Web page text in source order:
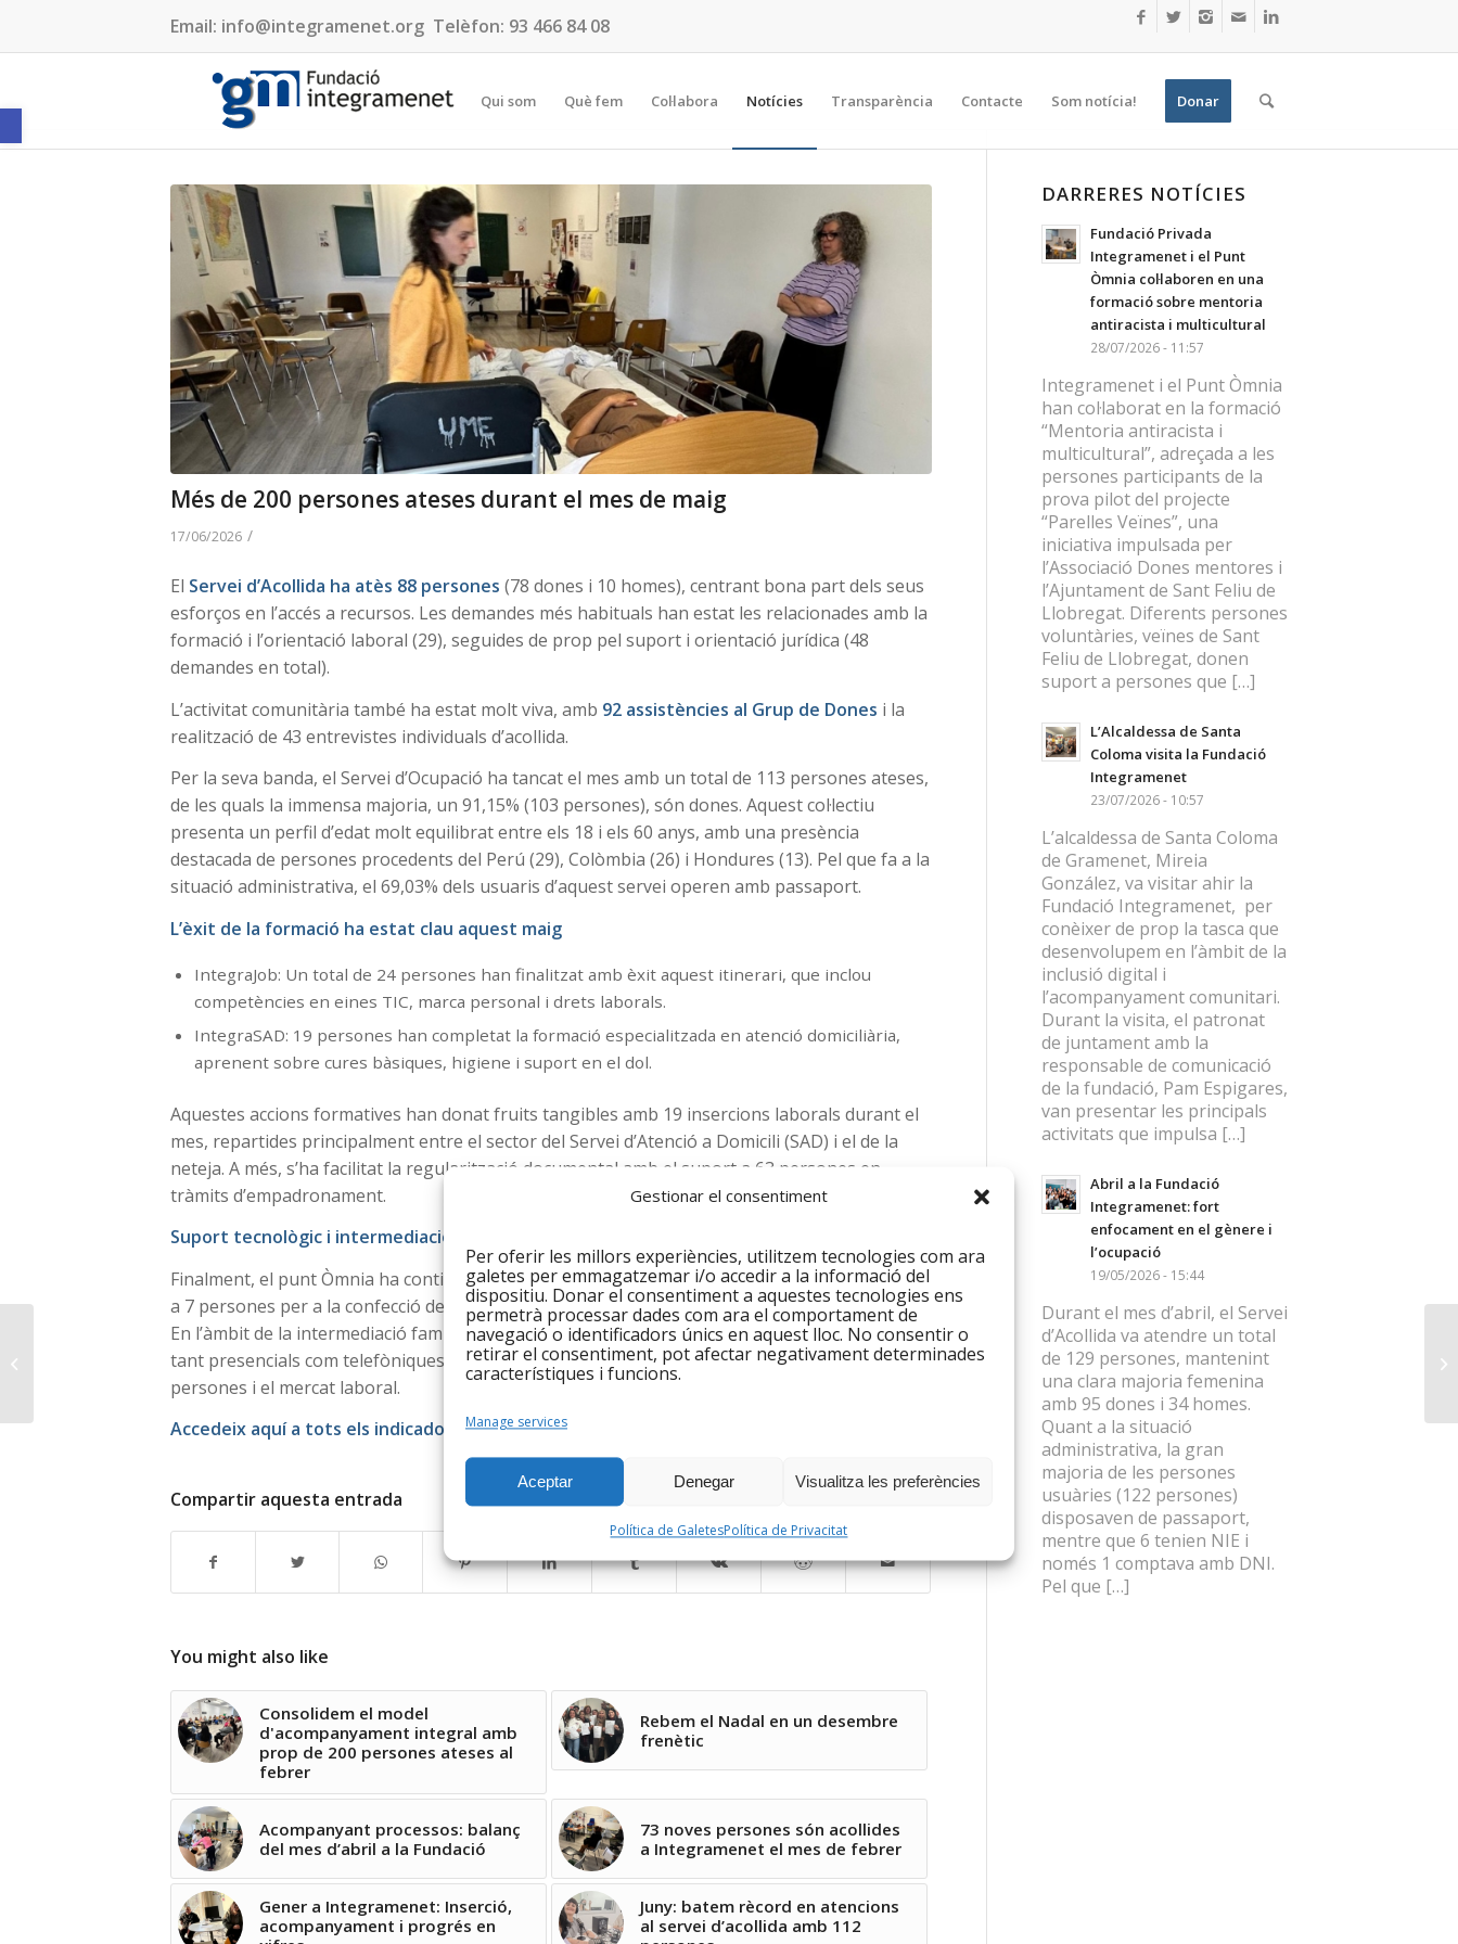
Obre la barra d'eines
Gestionar el consentiment
Per oferir les millors experiències, utilitzem tecnologies com ara
galetes per emmagatzemar i/o accedir a la informació del
dispositiu. Donar el consentiment a aquestes tecnologies ens
permetrà processar dades com ara el comportament de
navegació o identificadors únics en aquest lloc. No consentir o
retirar el consentiment, pot afectar negativament determinades
característiques i funcions.
Manage services
Aceptar Denegar Visualitza les preferències
Política de GaletesPolítica de Privacitat
Email: info@integramenet.org Telèfon: 93 466 84 08
Qui som Què fem Col·labora Notícies Transparència Contacte Som notícia! Donar
Més de 200 persones ateses durant el mes de maig
17/06/2026 /
El Servei d’Acollida ha atès 88 persones (78 dones i 10 homes), centrant bona part dels seus
esforços en l’accés a recursos. Les demandes més habituals han estat les relacionades amb la
formació i l’orientació laboral (29), seguides de prop pel suport i orientació jurídica (48
demandes en total).
L’activitat comunitària també ha estat molt viva, amb 92 assistències al Grup de Dones i la
realització de 43 entrevistes individuals d’acollida.
Per la seva banda, el Servei d’Ocupació ha tancat el mes amb un total de 113 persones ateses,
de les quals la immensa majoria, un 91,15% (103 persones), són dones. Aquest col·lectiu
presenta un perfil d’edat molt equilibrat entre els 18 i els 60 anys, amb una presència
destacada de persones procedents del Perú (29), Colòmbia (26) i Hondures (13). Pel que fa a la
situació administrativa, el 69,03% dels usuaris d’aquest servei operen amb passaport.
L’èxit de la formació ha estat clau aquest maig
IntegraJob: Un total de 24 persones han finalitzat amb èxit aquest itinerari, que inclou
competències en eines TIC, marca personal i drets laborals.
IntegraSAD: 19 persones han completat la formació especialitzada en atenció domiciliària,
aprenent sobre cures bàsiques, higiene i suport en el dol.
Aquestes accions formatives han donat fruits tangibles amb 19 insercions laborals durant el
mes, repartides principalment entre el sector del Servei d’Atenció a Domicili (SAD) i el de la
neteja. A més, s’ha facilitat la regularització documental amb el suport a 63 persones en
tràmits d’empadronament.
Suport tecnològic i intermediació
Finalment, el punt Òmnia ha continuat la seva tasca de reduir l’escletxa digital, oferint suport
a 7 persones per a la confecció del currículum i a 6 més per a la realització de diversos tràmits.
En l’àmbit de la intermediació familiar, s’han dut a terme nombrosos seguiments i atencions
tant presencials com telefòniques, consolidant el servei com un connector vital entre les
persones i el mercat laboral.
Accedeix aquí a tots els indicadors dels serveis
Compartir aquesta entrada
You might also like
Consolidem el model
d'acompanyament integral amb
prop de 200 persones ateses al
febrer
Rebem el Nadal en un desembre
frenètic
Acompanyant processos: balanç
del mes d’abril a la Fundació
73 noves persones són acollides
a Integramenet el mes de febrer
Gener a Integramenet: Inserció,
acompanyament i progrés en
Juny: batem rècord en atencions
al servei d’acollida amb 112
DARRERES NOTÍCIES
Fundació Privada
Integramenet i el Punt
Òmnia col·laboren en una
formació sobre mentoria
antiracista i multicultural
28/07/2026 - 11:57
Integramenet i el Punt Òmnia
han col·laborat en la formació
“Mentoria antiracista i
multicultural”, adreçada a les
persones participants de la
prova pilot del projecte
“Parelles Veïnes”, una
iniciativa impulsada per
l’Associació Dones mentores i
l’Ajuntament de Sant Feliu de
Llobregat. Diferents persones
voluntàries, veïnes de Sant
Feliu de Llobregat, donen
suport a persones que […]
L’Alcaldessa de Santa
Coloma visita la Fundació
Integramenet
23/07/2026 - 10:57
L’alcaldessa de Santa Coloma
de Gramenet, Mireia
González, va visitar ahir la
Fundació Integramenet, per
conèixer de prop la tasca que
desenvolupem en l’àmbit de la
inclusió digital i
l’acompanyament comunitari.
Durant la visita, el patronat
de juntament amb la
responsable de comunicació
de la fundació, Pam Espigares,
van presentar les principals
activitats que impulsa […]
Abril a la Fundació
Integramenet: fort
enfocament en el gènere i
l’ocupació
19/05/2026 - 15:44
Durant el mes d’abril, el Servei
d’Acollida va atendre un total
de 129 persones, mantenint
una clara majoria femenina
amb 95 dones i 34 homes.
Quant a la situació
administrativa, la gran
majoria de les persones
usuàries (122 persones)
disposaven de passaport,
mentre que 6 tenien NIE i
només 1 comptava amb DNI.
Pel que […]